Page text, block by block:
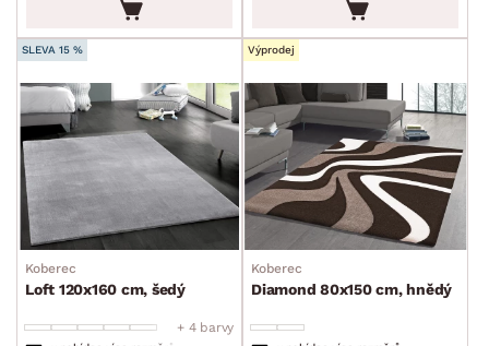
SLEVA 15 %
Koberec
Loft 120x160 cm, šedý
+ 4 barvy
Výprodej
Koberec
Diamond 80x150 cm, hnědý